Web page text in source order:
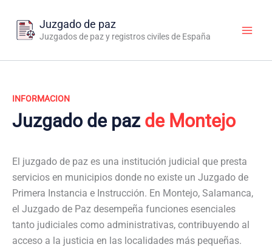
contenido
Juzgado de paz
Juzgados de paz y registros civiles de España
INFORMACION
Juzgado de paz de Montejo
El juzgado de paz es una institución judicial que presta
servicios en municipios donde no existe un Juzgado de
Primera Instancia e Instrucción. En Montejo, Salamanca,
el Juzgado de Paz desempeña funciones esenciales
tanto judiciales como administrativas, contribuyendo al
acceso a la justicia en las localidades más pequeñas.